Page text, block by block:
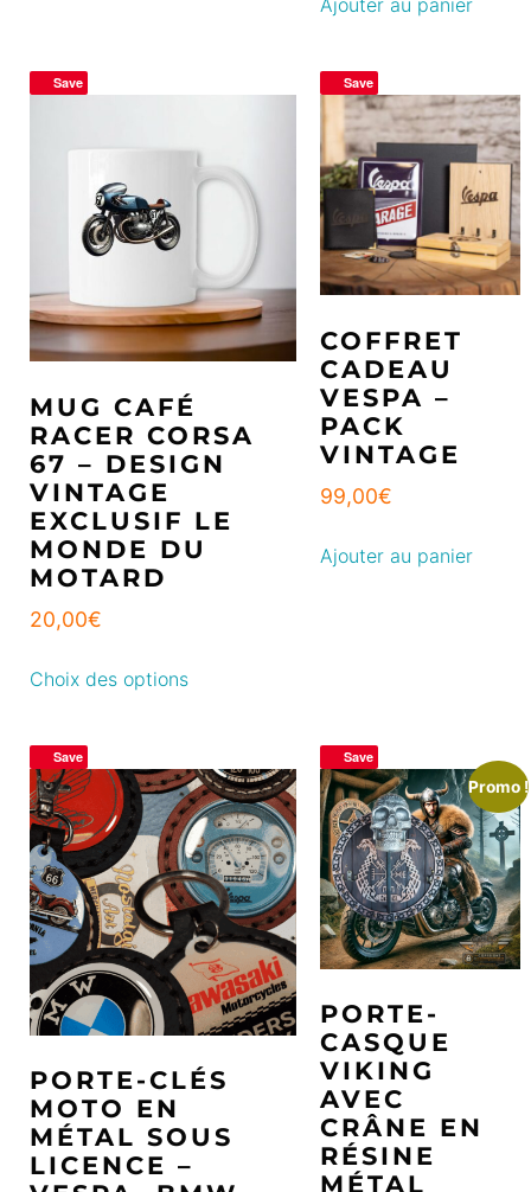
Ajouter au panier
Save
MUG CAFÉ
RACER CORSA
67 – DESIGN
VINTAGE
EXCLUSIF LE
MONDE DU
MOTARD
20,00€
Choix des options
Save
COFFRET
CADEAU
VESPA –
PACK
VINTAGE
99,00€
Ajouter au panier
Save
PORTE-CLÉS
MOTO EN
MÉTAL SOUS
LICENCE –
Save
Promo !
PORTE-
CASQUE
VIKING
AVEC
CRÂNE EN
RÉSINE
MÉTAL